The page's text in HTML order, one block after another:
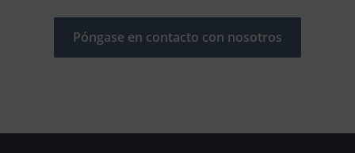
Póngase en contacto con nosotros